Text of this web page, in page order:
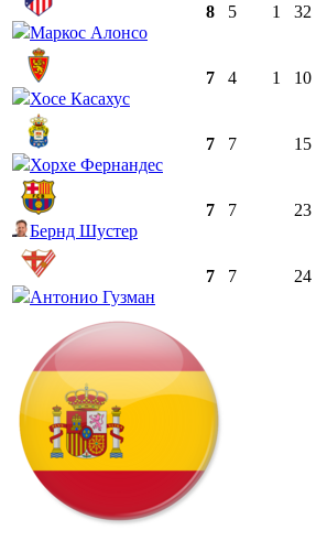
Маркос Алонсо
8 5 1 32
Хосе Касахус
7 4 1 10
Хорхе Фернандес
7 7 15
Бернд Шустер
7 7 23
Антонио Гузман
7 7 24